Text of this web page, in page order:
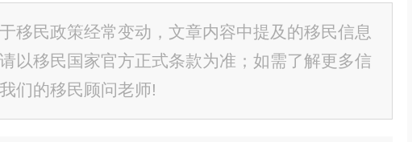
于移民政策经常变动，文章内容中提及的移民信息
以移民国家官方正式条款为准；如需了解更多信
们的移民顾问老师!